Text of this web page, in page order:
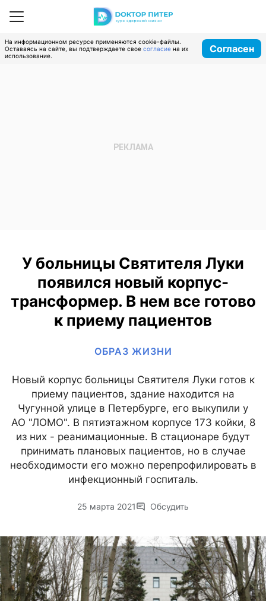
На информационном ресурсе применяются cookie-файлы.
Оставаясь на сайте, вы подтверждаете свое согласие на их
использование.
Согласен
У больницы Святителя Луки
появился новый корпус-
трансформер. В нем все готово
к приему пациентов
ОБРАЗ ЖИЗНИ
Новый корпус больницы Святителя Луки готов к
приему пациентов, здание находится на
Чугунной улице в Петербурге, его выкупили у
АО "ЛОМО". В пятиэтажном корпусе 173 койки, 8
из них - реанимационные. В стационаре будут
принимать плановых пациентов, но в случае
необходимости его можно перепрофилировать в
инфекционный госпиталь.
25 марта 2021 Обсудить